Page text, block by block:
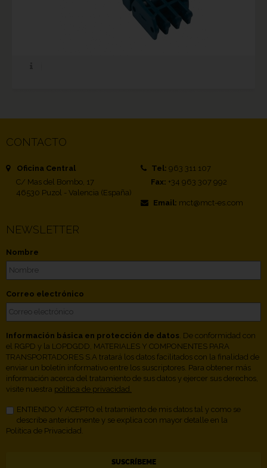
CONTACTO
Oficina Central
C/ Mas del Bombo, 17
46530 Puzol - Valencia (España)
Tel: 963 311 107
Fax: +34 963 307 992
Email: mct@mct-es.com
NEWSLETTER
Nombre
Correo electrónico
Información básica en protección de datos . De conformidad con
el RGPD y la LOPDGDD, MATERIALES Y COMPONENTES PARA
TRANSPORTADORES S.A tratará los datos facilitados con la finalidad de
enviar un boletín informativo entre los suscriptores. Para obtener más
información acerca del tratamiento de sus datos y ejercer sus derechos,
visite nuestra política de privacidad.
ENTIENDO Y ACEPTO el tratamiento de mis datos tal y como se
describe anteriormente y se explica con mayor detalle en la
Política de Privacidad.